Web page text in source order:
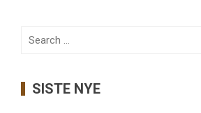
Search
SISTE NYE